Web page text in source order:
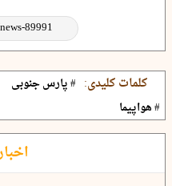
کلمات کلیدی: # پارس جنوبی
# هواپیما